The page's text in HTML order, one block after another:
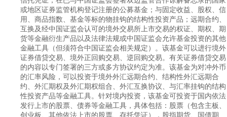
或地区证券监管机构登记注册的公募基金；与固定收益、股权、信
用、商品指数、基金等标的物挂钩的结构性投资产品；远期合约、
互换及经中国证监会认可的境外交易所上市交易的权证、期权、期
货等金融衍生产品以及法律法规或中国证监会允许基金投资的其他
金融工具（但须符合中国证监会相关规定）。该基金可以进行境外
证券借贷交易、境外正回购交易、逆回购交易。有关证券借贷交易
的内容以专门签署的三方或多方协议约定为准。该基金为对冲外币
的汇率风险，可以投资于境外外汇远期合约、结构性外汇远期合
约、外汇期权及外汇期权组合、外汇互换协议、与汇率挂钩的结构
性投资产品等金融工具。针对境内投资，该基金可投资于国内依法
发行上市的股票、债券等金融工具，具体包括：股票（包含主板、
创业板、其他依法上市的股票、存托凭证），股指期货、国债期